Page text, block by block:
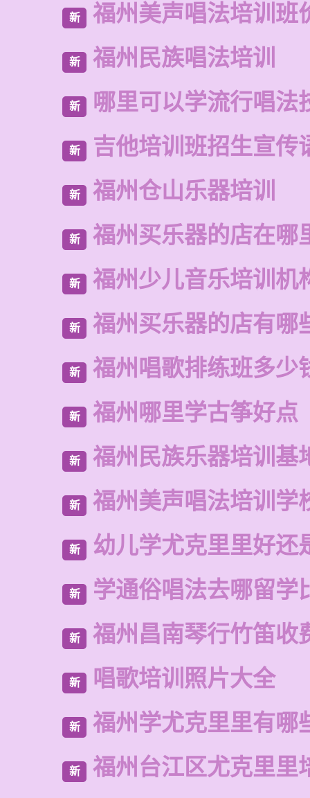
新 福州美声唱法培训班
新 福州民族唱法培训
新 哪里可以学流行唱法
新 吉他培训班招生宣传
新 福州仓山乐器培训
新 福州买乐器的店在哪
新 福州少儿音乐培训机
新 福州买乐器的店有哪
新 福州唱歌排练班多少
新 福州哪里学古筝好点
新 福州民族乐器培训基
新 福州美声唱法培训学
新 幼儿学尤克里里好还
新 学通俗唱法去哪留学
新 福州昌南琴行竹笛收
新 唱歌培训照片大全
新 福州学尤克里里有哪
新 福州台江区尤克里里